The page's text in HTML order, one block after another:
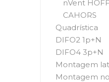
nVent
CAHORS
Quadrística
DIFO2 1p+N
DIFO4 3p+N
Montagem
Montagem